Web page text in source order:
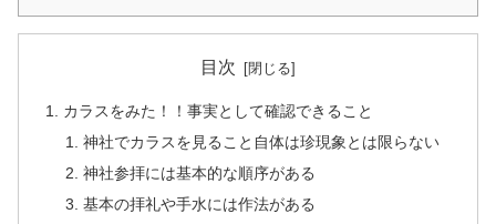
目次
カラスをみた！！事実として確認できること
神社でカラスを見ること自体は珍現象とは限らない
神社参拝には基本的な順序がある
基本の拝礼や手水には作法がある